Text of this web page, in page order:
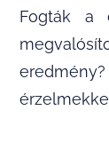
Fogták a